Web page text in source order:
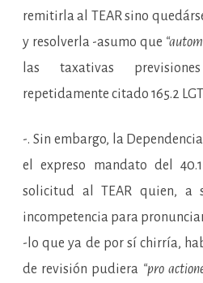
remitirla al TEAR sino
y resolverla -asumo que
las taxativas
repetidamente citado 165.2
-. Sin embargo, la
el expreso mandato del
solicitud al TEAR quien, a
incompetencia para
-lo que ya de por sí chirría,
de revisión pudiera “pro